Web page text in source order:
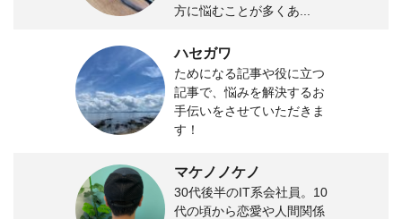
方に悩むことが多くあ...
ハセガワ
ためになる記事や役に立つ
記事で、悩みを解決するお
手伝いをさせていただきま
す！
マケノノケノ
30代後半のIT系会社員。10
代の頃から恋愛や人間関係